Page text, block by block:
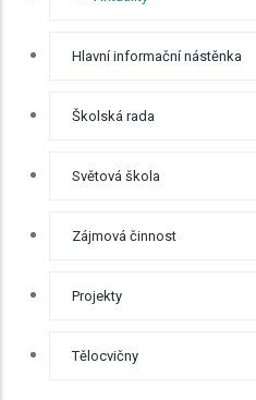
Hlavní informační nástěnka
Školská rada
Světová škola
Zájmová činnost
Projekty
Tělocvičny